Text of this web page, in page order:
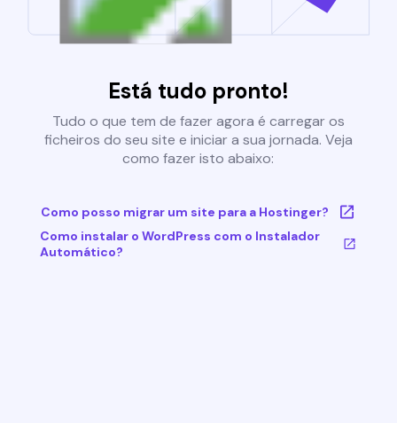
Está tudo pronto!
Tudo o que tem de fazer agora é carregar os
ficheiros do seu site e iniciar a sua jornada. Veja
como fazer isto abaixo:
Como posso migrar um site para a Hostinger?
Como instalar o WordPress com o Instalador
Automático?